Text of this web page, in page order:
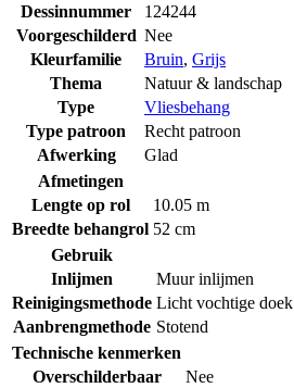
Dessinnummer
124244
Voorgeschilderd Nee
Kleurfamilie
Bruin, Grijs
Thema
Natuur & landschap
Type
Vliesbehang
Type patroon
Recht patroon
Afwerking
Glad
Afmetingen
Lengte op rol
10.05 m
Breedte behangrol 52 cm
Gebruik
Inlijmen
Muur inlijmen
Reinigingsmethode Licht vochtige doek
Aanbrengmethode Stotend
Technische kenmerken
Overschilderbaar
Nee